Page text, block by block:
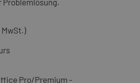
Problemlösung.
MwSt.)
Pro/Premium -